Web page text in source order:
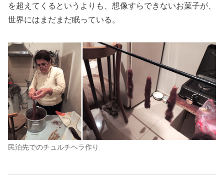
を超えてくるというよりも、想像すらできないお菓子が、
世界にはまだまだ眠っている。
民泊先でのチュルチヘラ作り